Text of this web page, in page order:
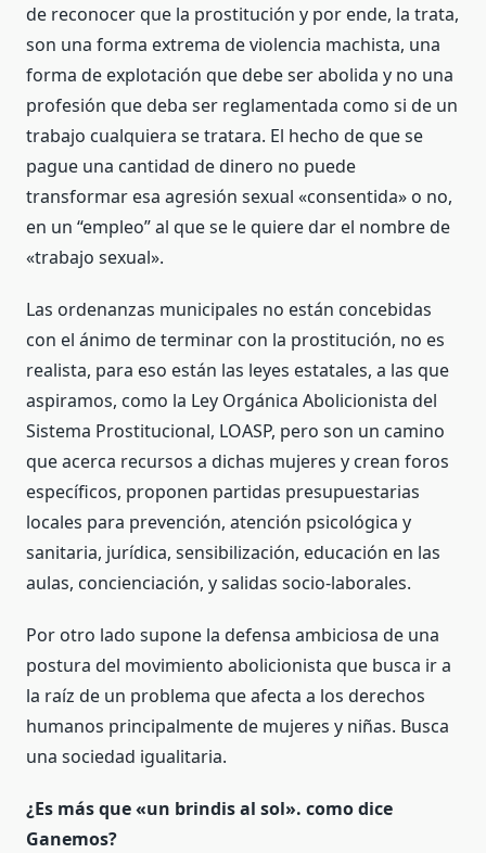
de reconocer que la prostitución y por ende, la trata,
son una forma extrema de violencia machista, una
forma de explotación que debe ser abolida y no una
profesión que deba ser reglamentada como si de un
trabajo cualquiera se tratara. El hecho de que se
pague una cantidad de dinero no puede
transformar esa agresión sexual «consentida» o no,
en un “empleo” al que se le quiere dar el nombre de
«trabajo sexual».
Las ordenanzas municipales no están concebidas
con el ánimo de terminar con la prostitución, no es
realista, para eso están las leyes estatales, a las que
aspiramos, como la Ley Orgánica Abolicionista del
Sistema Prostitucional, LOASP, pero son un camino
que acerca recursos a dichas mujeres y crean foros
específicos, proponen partidas presupuestarias
locales para prevención, atención psicológica y
sanitaria, jurídica, sensibilización, educación en las
aulas, concienciación, y salidas socio-laborales.
Por otro lado supone la defensa ambiciosa de una
postura del movimiento abolicionista que busca ir a
la raíz de un problema que afecta a los derechos
humanos principalmente de mujeres y niñas. Busca
una sociedad igualitaria.
¿Es más que «un brindis al sol». como dice
Ganemos?